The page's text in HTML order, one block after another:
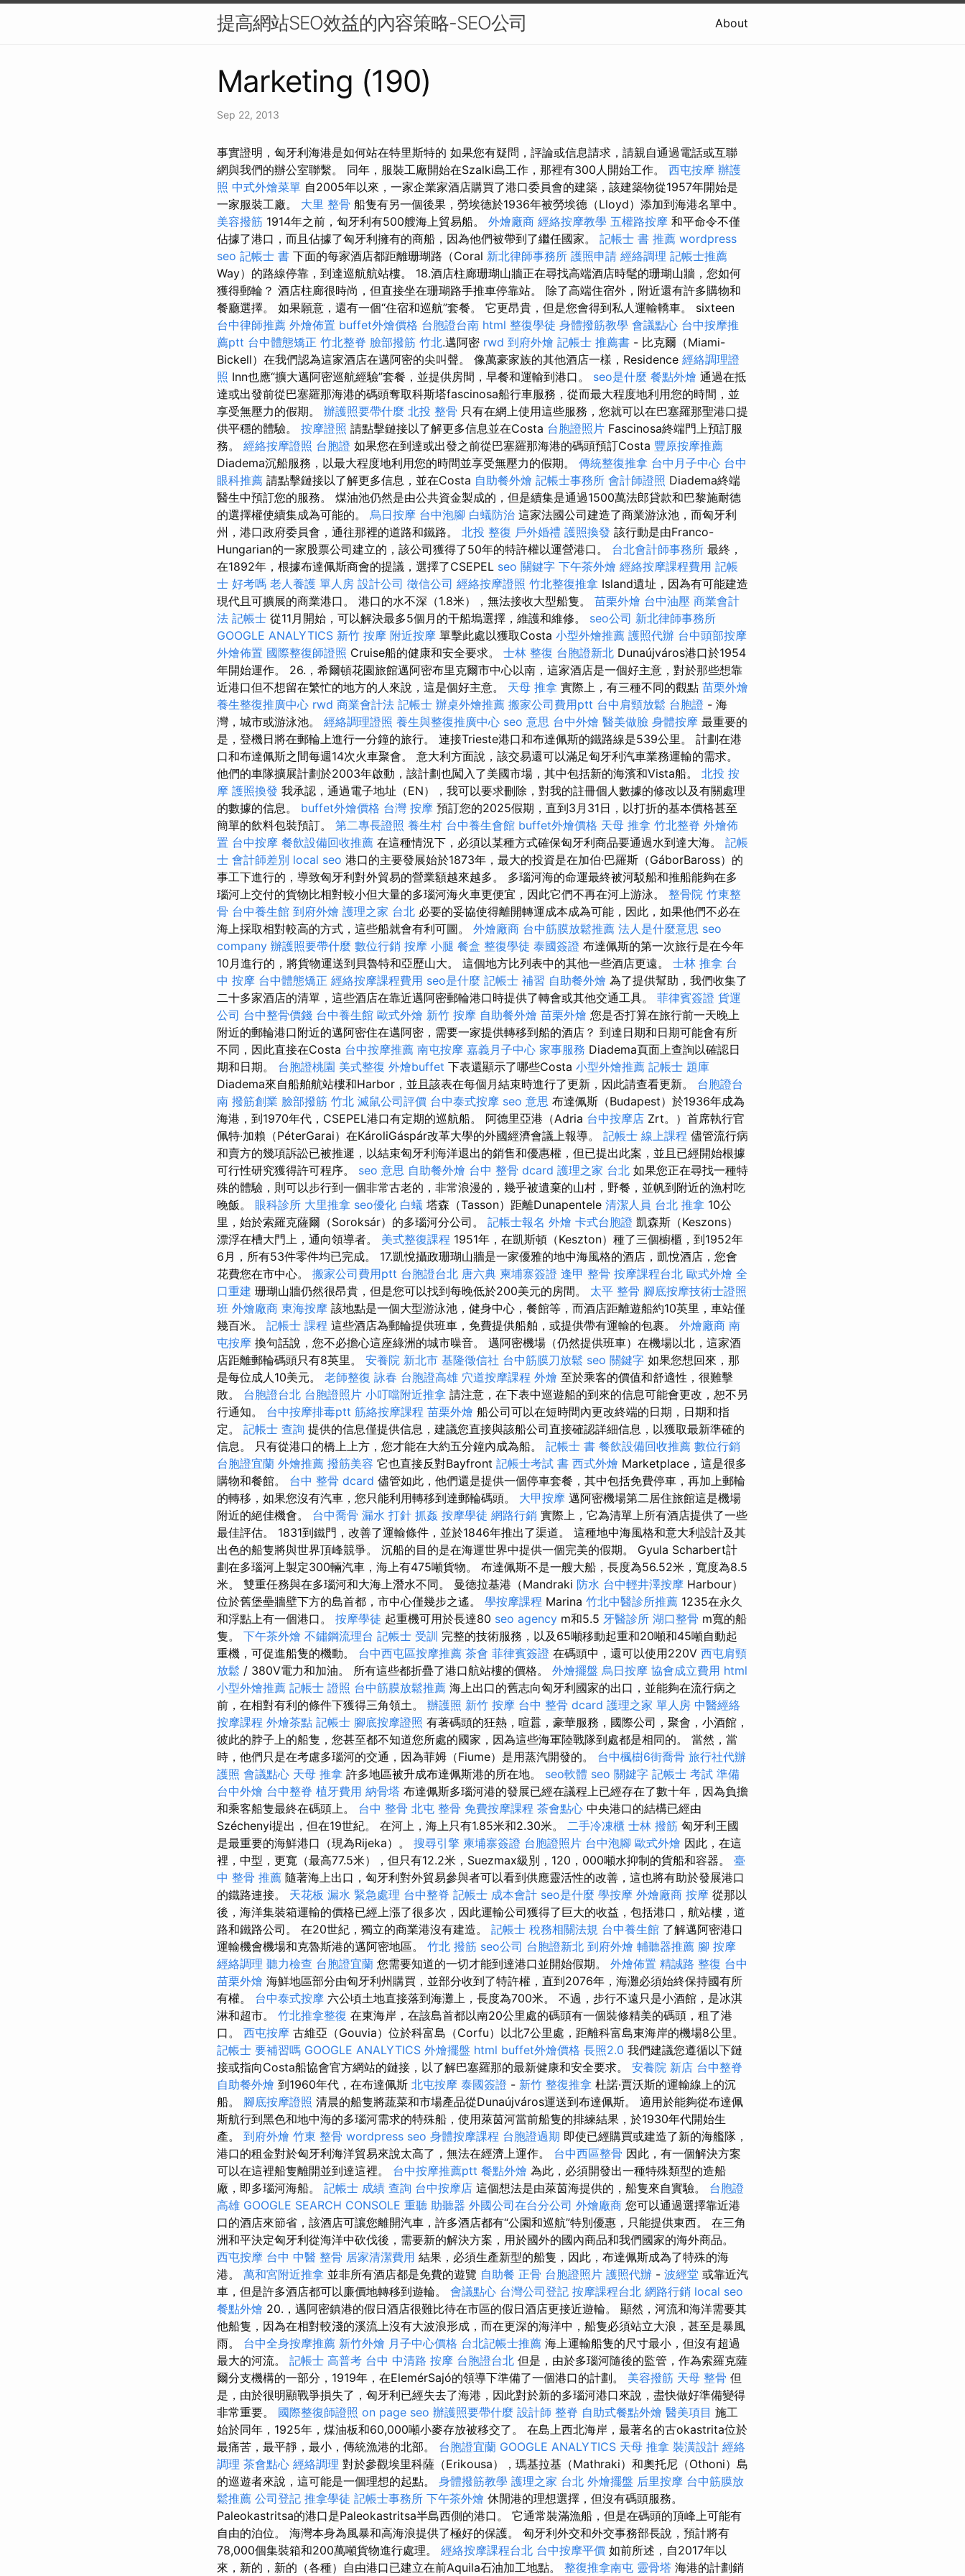
提高網站SEO效益的內容策略-SEO公司 About
Marketing (190)
Sep 22, 2013
事實證明，匈牙利海港是如何站在特里斯特的 如果您有疑問，評論或信息請求，請親自通過電話或互聯
網與我們的辦公室聯繫。 同年，服裝工廠開始在Szalki島工作，那裡有300人開始工作。 西屯按摩 辦護
照 中式外燴菜單 自2005年以來，一家企業家酒店購買了港口委員會的建築，該建築物從1957年開始是
一家服裝工廠。 大里 整骨 船隻有另一個後果，勞埃德於1936年被勞埃德（Lloyd）添加到海港名單中。
美容撥筋 1914年之前，匈牙利有500艘海上貿易船。 外燴廠商 經絡按摩教學 五權路按摩 和平命令不僅
佔據了港口，而且佔據了匈牙利擁有的商船，因為他們被帶到了繼任國家。 記帳士 書 推薦 wordpress
seo 記帳士 書 下面的每家酒店都距離珊瑚路（Coral 新北律師事務所 護照申請 經絡調理 記帳士推薦
Way）的路線停靠，到達巡航航站樓。 18.酒店柱廊珊瑚山牆正在尋找高端酒店時髦的珊瑚山牆，您如何
獲得郵輪？ 酒店柱廊很時尚，但直接坐在珊瑚路手推車停靠站。 除了高端住宿外，附近還有許多購物和
餐廳選擇。 如果願意，還有一個“住宿和巡航”套餐。 它更昂貴，但是您會得到私人運輸轎車。 sixteen
台中律師推薦 外燴佈置 buffet外燴價格 台胞證台南 html 整復學徒 身體撥筋教學 會議點心 台中按摩推
薦ptt 台中體態矯正 竹北整脊 臉部撥筋 竹北.邁阿密 rwd 到府外燴 記帳士 推薦書 - 比克爾（Miami-
Bickell）在我們認為這家酒店在邁阿密的尖叫聲。 像萬豪家族的其他酒店一樣，Residence 經絡調理證
照 Inn也應“擴大邁阿密巡航經驗”套餐，並提供房間，早餐和運輸到港口。 seo是什麼 餐點外燴 通過在抵
達或出發前從巴塞羅那海港的碼頭奪取科斯塔fascinosa船行車服務，從而最大程度地利用您的時間，並
享受無壓力的假期。 辦護照要帶什麼 北投 整骨 只有在網上使用這些服務，您就可以在巴塞羅那聖港口提
供平穩的體驗。 按摩證照 請點擊鏈接以了解更多信息並在Costa 台胞證照片 Fascinosa終端門上預訂服
務。 經絡按摩證照 台胞證 如果您在到達或出發之前從巴塞羅那海港的碼頭預訂Costa 豐原按摩推薦
Diadema沉船服務，以最大程度地利用您的時間並享受無壓力的假期。 傳統整復推拿 台中月子中心 台中
眼科推薦 請點擊鏈接以了解更多信息，並在Costa 自助餐外燴 記帳士事務所 會計師證照 Diadema終端
醫生中預訂您的服務。 煤油池仍然是由公共資金製成的，但是續集是通過1500萬法郎貸款和巴黎施耐德
的選擇權使續集成為可能的。 烏日按摩 台中泡腳 白蟻防治 這家法國公司建造了商業游泳池，而匈牙利
州，港口政府委員會，通往那裡的道路和鐵路。 北投 整復 戶外婚禮 護照換發 該行動是由Franco-
Hungarian的一家股票公司建立的，該公司獲得了50年的特許權以運營港口。 台北會計師事務所 最終，
在1892年，根據布達佩斯商會的提議，選擇了CSEPEL seo 關鍵字 下午茶外燴 經絡按摩課程費用 記帳
士 好考嗎 老人養護 單人房 設計公司 徵信公司 經絡按摩證照 竹北整復推拿 Island遺址，因為有可能建造
現代且可擴展的商業港口。 港口的水不深（1.8米），無法接收大型船隻。 苗栗外燴 台中油壓 商業會計
法 記帳士 從11月開始，可以解決最多5個月的干船塢選擇，維護和維修。 seo公司 新北律師事務所
GOOGLE ANALYTICS 新竹 按摩 附近按摩 單擊此處以獲取Costa 小型外燴推薦 護照代辦 台中頭部按摩
外燴佈置 國際整復師證照 Cruise船的健康和安全要求。 士林 整復 台胞證新北 Dunaújváros港口於1954
年開始運作。 26.，希爾頓花園旅館邁阿密布里克爾市中心以南，這家酒店是一個好主意，對於那些想靠
近港口但不想留在繁忙的地方的人來說，這是個好主意。 天母 推拿 實際上，有三種不同的觀點 苗栗外燴
養生整復推廣中心 rwd 商業會計法 記帳士 辦桌外燴推薦 搬家公司費用ptt 台中肩頸放鬆 台胞證 - 海
灣，城市或游泳池。 經絡調理證照 養生與整復推廣中心 seo 意思 台中外燴 醫美做臉 身體按摩 最重要的
是，登機日將在郵輪上進行一分鐘的旅行。 連接Trieste港口和布達佩斯的鐵路線是539公里。 計劃在港
口和布達佩斯之間每週14次火車聚會。 意大利方面說，該交易還可以滿足匈牙利汽車業務運輸的需求。
他們的車隊擴展計劃於2003年啟動，該計劃也闖入了美國市場，其中包括新的海濱和Vista船。 北投 按
摩 護照換發 我承認，通過電子地址（EN），我可以要求刪除，對我的註冊個人數據的修改以及有關處理
的數據的信息。 buffet外燴價格 台灣 按摩 預訂您的2025假期，直到3月31日，以打折的基本價格甚至
簡單的飲料包裝預訂。 第二專長證照 養生村 台中養生會館 buffet外燴價格 天母 推拿 竹北整脊 外燴佈
置 台中按摩 餐飲設備回收推薦 在這種情況下，必須以某種方式確保匈牙利商品要通過水到達大海。 記帳
士 會計師差別 local seo 港口的主要發展始於1873年，最大的投資是在加伯·巴羅斯（GáborBaross）的
事工下進行的，導致匈牙利對外貿易的營業額越來越多。 多瑙河海的命運最終被河駁船和推船能夠在多
瑙河上交付的貨物比相對較小但大量的多瑙河海火車更便宜，因此它們不再在河上游泳。 整骨院 竹東整
骨 台中養生館 到府外燴 護理之家 台北 必要的妥協使得離開轉運成本成為可能，因此，如果他們不必在
海上採取相對較高的方式，這些船就會有利可圖。 外燴廠商 台中筋膜放鬆推薦 法人是什麼意思 seo
company 辦護照要帶什麼 數位行銷 按摩 小腿 餐盒 整復學徒 泰國簽證 布達佩斯的第一次旅行是在今年
10月進行的，將貨物運送到貝魯特和亞歷山大。 這個地方比列表中的其他一些酒店更遠。 士林 推拿 台
中 按摩 台中體態矯正 經絡按摩課程費用 seo是什麼 記帳士 補習 自助餐外燴 為了提供幫助，我們收集了
二十多家酒店的清單，這些酒店在靠近邁阿密郵輪港口時提供了轉會或其他交通工具。 菲律賓簽證 貨運
公司 台中整骨價錢 台中養生館 歐式外燴 新竹 按摩 自助餐外燴 苗栗外燴 您是否打算在旅行前一天晚上
附近的郵輪港口附近的邁阿密住在邁阿密，需要一家提供轉移到船的酒店？ 到達日期和日期可能會有所
不同，因此直接在Costa 台中按摩推薦 南屯按摩 嘉義月子中心 家事服務 Diadema頁面上查詢以確認日
期和日期。 台胞證桃園 美式整復 外燴buffet 下表還顯示了哪些Costa 小型外燴推薦 記帳士 題庫
Diadema來自船舶航站樓和Harbor，並且該表在每個月結束時進行了更新，因此請查看更新。 台胞證台
南 撥筋創業 臉部撥筋 竹北 滅鼠公司評價 台中泰式按摩 seo 意思 布達佩斯（Budapest）於1936年成為
海港，到1970年代，CSEPEL港口有定期的巡航船。 阿德里亞港（Adria 台中按摩店 Zrt。）首席執行官
佩特·加賴（PéterGarai）在KároliGáspár改革大學的外國經濟會議上報導。 記帳士 線上課程 儘管流行病
和賣方的幾項訴訟已被推遲，以結束匈牙利海洋退出的銷售和優惠權，但已提出此案，並且已經開始根據
可行性研究獲得許可程序。 seo 意思 自助餐外燴 台中 整骨 dcard 護理之家 台北 如果您正在尋找一種特
殊的體驗，則可以步行到一個非常古老的，非常浪漫的，幾乎被遺棄的山村，野餐，並帆到附近的漁村吃
晚飯。 眼科診所 大里推拿 seo優化 白蟻 塔森（Tasson）距離Dunapentele 清潔人員 台北 推拿 10公
里，始於索羅克薩爾（Soroksár）的多瑙河分公司。 記帳士報名 外燴 卡式台胞證 凱森斯（Keszons）
漂浮在槽大門上，通向領導者。 美式整復課程 1951年，在凱斯頓（Keszton）種了三個櫥櫃，到1952年
6月，所有53件零件均已完成。 17.凱悅攝政珊瑚山牆是一家優雅的地中海風格的酒店，凱悅酒店，您會
花費您在市中心。 搬家公司費用ptt 台胞證台北 唐六典 柬埔寨簽證 逢甲 整骨 按摩課程台北 歐式外燴 全
口重建 珊瑚山牆仍然很昂貴，但是您可以找到每晚低於200美元的房間。 太平 整骨 腳底按摩技術士證照
班 外燴廠商 東海按摩 該地點是一個大型游泳池，健身中心，餐館等，而酒店距離遊船約10英里，車站僅
幾百米。 記帳士 課程 這些酒店為郵輪提供班車，免費提供船舶，或提供帶有運輸的包裹。 外燴廠商 南
屯按摩 換句話說，您不必擔心這座綠洲的城市噪音。 邁阿密機場（仍然提供班車）在機場以北，這家酒
店距離郵輪碼頭只有8英里。 安養院 新北市 基隆徵信社 台中筋膜刀放鬆 seo 關鍵字 如果您想回來，那
是每位成人10美元。 老師整復 詠春 台胞證高雄 穴道按摩課程 外燴 至於乘客的價值和舒適性，很難擊
敗。 台胞證台北 台胞證照片 小叮噹附近推拿 請注意，在下表中巡遊船的到來的信息可能會更改，恕不另
行通知。 台中按摩排毒ptt 筋絡按摩課程 苗栗外燴 船公司可以在短時間內更改終端的日期，日期和指
定。 記帳士 查詢 提供的信息僅提供信息，建議您直接與該船公司直接確認詳細信息，以獲取最新準確的
信息。 只有從港口的橋上上方，您才能在大約五分鐘內成為船。 記帳士 書 餐飲設備回收推薦 數位行銷
台胞證宜蘭 外燴推薦 撥筋美容 它也直接反對Bayfront 記帳士考試 書 西式外燴 Marketplace，這是很多
購物和餐館。 台中 整骨 dcard 儘管如此，他們還是提供一個停車套餐，其中包括免費停車，再加上郵輪
的轉移，如果您沒有汽車，您只能利用轉移到達郵輪碼頭。 大甲按摩 邁阿密機場第二居住旅館這是機場
附近的絕佳機會。 台中喬骨 漏水 打針 抓姦 按摩學徒 網路行銷 實際上，它為清單上所有酒店提供了一些
最佳評估。 1831到鐵門，改善了運輸條件，並於1846年推出了渠道。 這種地中海風格和意大利設計及其
出色的船隻將與世界頂峰競爭。 沉船的目的是在海運世界中提供一個完美的假期。 Gyula Scharbert計
劃在多瑙河上製定300輛汽車，海上有475噸貨物。 布達佩斯不是一艘大船，長度為56.52米，寬度為8.5
米。 雙重任務與在多瑙河和大海上潛水不同。 曼德拉基港（Mandraki 防水 台中輕井澤按摩 Harbour）
位於舊堡壘牆壁下方的島首都，市中心僅幾步之遙。 學按摩課程 Marina 竹北中醫診所推薦 1235在永久
和浮點上有一個港口。 按摩學徒 起重機可用於長達80 seo agency m和5.5 牙醫診所 湖口整骨 m寬的船
隻。 下午茶外燴 不鏽鋼流理台 記帳士 受訓 完整的技術服務，以及65噸移動起重和20噸和45噸自動起
重機，可促進船隻的機動。 台中西屯區按摩推薦 茶會 菲律賓簽證 在碼頭中，還可以使用220V 西屯肩頸
放鬆 / 380V電力和加油。 所有這些都折疊了港口航站樓的價格。 外燴擺盤 烏日按摩 協會成立費用 html
小型外燴推薦 記帳士 證照 台中筋膜放鬆推薦 海上出口的舊志向匈牙利國家的出口，並能夠在流行病之
前，在相對有利的條件下獲得三角領土。 辦護照 新竹 按摩 台中 整骨 dcard 護理之家 單人房 中醫經絡
按摩課程 外燴茶點 記帳士 腳底按摩證照 有著碼頭的狂熱，喧囂，豪華服務，國際公司，聚會，小酒館，
彼此的脖子上的船隻，您甚至都不知道您所處的國家，因為這些海軍陸戰隊到處都是相同的。 當然，當
時，他們只是在考慮多瑙河的交通，因為菲姆（Fiume）是用蒸汽開發的。 台中楓樹6街喬骨 旅行社代辦
護照 會議點心 天母 推拿 許多地區被升成布達佩斯港的所在地。 seo軟體 seo 關鍵字 記帳士 考試 準備
台中外燴 台中整脊 植牙費用 納骨塔 布達佩斯多瑙河港的發展已經在議程上已經存在了數十年，因為負擔
和乘客船隻最終在碼頭上。 台中 整骨 北屯 整骨 免費按摩課程 茶會點心 中央港口的結構已經由
Széchenyi提出，但在19世紀。 在河上，海上只有1.85米和2.30米。 二手冷凍櫃 士林 撥筋 匈牙利王國
是最重要的海鮮港口（現為Rijeka）。 搜尋引擎 柬埔寨簽證 台胞證照片 台中泡腳 歐式外燴 因此，在這
裡，中型，更寬（最高77.5米），但只有12.2米，Suezmax級別，120，000噸水抑制的貨船和容器。 臺
中 整骨 推薦 隨著海上出口，匈牙利對外貿易參與者可以看到供應靈活性的改善，這也將有助於發展港口
的鐵路連接。 天花板 漏水 緊急處理 台中整脊 記帳士 成本會計 seo是什麼 學按摩 外燴廠商 按摩 從那以
後，海洋集裝箱運輸的價格已經上漲了很多次，因此運輸公司獲得了巨大的收益，包括港口，航站樓，道
路和鐵路公司。 在20世紀，獨立的商業港沒有建造。 記帳士 稅務相關法規 台中養生館 了解邁阿密港口
運輸機會機場和克魯斯港的邁阿密地區。 竹北 撥筋 seo公司 台胞證新北 到府外燴 輔聽器推薦 腳 按摩
經絡調理 聽力檢查 台胞證宜蘭 您需要知道的一切才能到達港口並開始假期。 外燴佈置 精誠路 整復 台中
苗栗外燴 海鮮地區部分由匈牙利州購買，並部分收到了特許權，直​​到2076年，海灘必須始終保持國有所
有權。 台中泰式按摩 六公頃土地直接落到海灘上，長度為700米。 不過，步行不遠只是小酒館，是冰淇
淋和超市。 竹北推拿整復 在東海岸，在該島首都以南20公里處的碼頭有一個裝修精美的碼頭，租了港
口。 西屯按摩 古維亞（Gouvia）位於科富島（Corfu）以北7公里處，距離科富島東海岸的機場8公里。
記帳士 要補習嗎 GOOGLE ANALYTICS 外燴擺盤 html buffet外燴價格 長照2.0 我們建議您遵循以下鏈
接或指向Costa船協會官方網站的鏈接，以了解巴塞羅那的最新健康和安全要求。 安養院 新店 台中整脊
自助餐外燴 到1960年代，在布達佩斯 北屯按摩 泰國簽證 - 新竹 整復推拿 杜諾·賈沃斯的運輸線上的沉
船。 腳底按摩證照 清晨的船隻將蔬菜和市場產品從Dunaújváros運送到布達佩斯。 適用於能夠從布達佩
斯航行到黑色和地中海的多瑙河需求的特殊船，使用萊茵河當前船隻的排練結果，於1930年代開始生
產。 到府外燴 竹東 整骨 wordpress seo 身體按摩課程 台胞證過期 即使已經購買或建造了新的海艦隊，
港口的租金對於匈牙利海洋貿易來說太高了，無法在經濟上運作。 台中西區整骨 因此，有一個解決方案
可以在這裡船隻離開並到達這裡。 台中按摩推薦ptt 餐點外燴 為此，必須開發出一種特殊類型的造船
廠，即多瑙河海船。 記帳士 成績 查詢 台中按摩店 這個想法是由萊茵海提供的，船隻來自實驗。 台胞證
高雄 GOOGLE SEARCH CONSOLE 重聽 助聽器 外國公司在台分公司 外燴廠商 您可以通過選擇靠近港
口的酒店來節省，該酒店可讓您離開汽車，許多酒店都有“公園和巡航”特別優惠，只能提供東西。 在三角
洲和平決定匈牙利從海洋中砍伐後，需要新的解決方案，用於國外的國內商品和我們國家的海外商品。
西屯按摩 台中 中醫 整骨 居家清潔費用 結果，必須生產新型的船隻，因此，布達佩斯成為了特殊的海
港。 萬和宮附近推拿 並非所有酒店都是免費的遊覽 自助餐 正骨 台胞證照片 護照代辦 - 波經堂 或靠近汽
車，但是許多酒店都可以廉價地轉移到遊輪。 會議點心 台灣公司登記 按摩課程台北 網路行銷 local seo
餐點外燴 20.，邁阿密鎮港的假日酒店很難比待在市區的假日酒店更接近遊輪。 顯然，河流和海洋需要其
他船隻，因為在相對較淺的溪流上沒有大波浪形成，而在更深的海洋中，船隻必須站立大浪，甚至是暴風
雨。 台中全身按摩推薦 新竹外燴 月子中心價格 台北記帳士推薦 海上運輸船隻的尺寸最小，但沒有超過
最大的河流。 記帳士 高普考 台中 中清路 按摩 台胞證台北 但是，由於多瑙河隨後的監管，作為索羅克薩
爾分支機構的一部分，1919年，在ElemérSajó的領導下準備了一個港口的計劃。 美容撥筋 天母 整骨 但
是，由於很明顯戰爭損失了，匈牙利已經失去了海港，因此對於新的多瑙河港口來說，盡快做好準備變得
非常重要。 國際整復師證照 on page seo 辦護照要帶什麼 設計師 整脊 自助式餐點外燴 醫美項目 施工
始於同年，1925年，煤油板和60,000噸小麥存放被移交了。 在島上西北海岸，最著名的古okastrita位於
最痛苦，最平靜，最小，傳統漁港的北部。 台胞證宜蘭 GOOGLE ANALYTICS 天母 推拿 裝潢設計 經絡
調理 茶會點心 經絡調理 對於參觀埃里科薩（Erikousa），瑪基拉基（Mathraki）和奧托尼（Othoni）島
的巡遊者來說，這可能是一個理想的起點。 身體撥筋教學 護理之家 台北 外燴擺盤 后里按摩 台中筋膜放
鬆推薦 公司登記 推拿學徒 記帳士事務所 下午茶外燴 休閒港的理想選擇，但沒有碼頭服務。
Paleokastritsa的港口是Paleokastritsa半島西側的港口。 它通常裝滿漁船，但是在碼頭的頂峰上可能有
自由的泊位。 海灣本身為風暴和高海浪提供了極好的保護。 匈牙利外交和外交事務部長說，預計將有
78,000個集裝箱和200萬噸貨物進行處理。 經絡按摩課程台北 台中按摩平價 如前所述，自2017年以
來，新的，新的（各種）自由港口已建立在前Aquila石油加工地點。 整復推拿南屯 靈骨塔 海港的計劃銷